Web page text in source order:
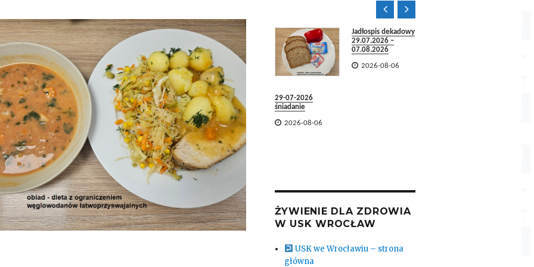

06
30-07-2026 obiad
 2026-08-06
30-07-2026
śniadanie
 2026-08-06
29-07-2026 obiad
 2026-08-06
29-07-2026
śniadanie
 2026-08-06
Jadłospis dekadowy
29.07.2026 –
07.08.2026
 2026-08-06

ŻYWIENIE DLA ZDROWIA
W USK WROCŁAW
USK we Wrocławiu – strona
główna